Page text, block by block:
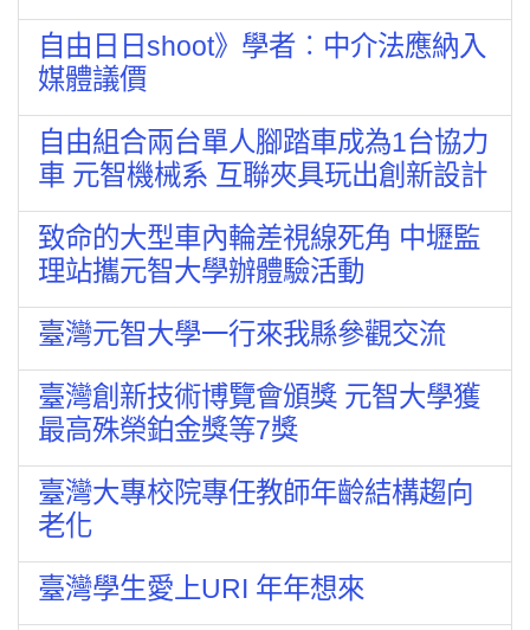
自由日日shoot》學者︰中介法應納入
媒體議價
自由組合兩台單人腳踏車成為1台協力
車 元智機械系 互聯夾具玩出創新設計
致命的大型車內輪差視線死角 中壢監
理站攜元智大學辦體驗活動
臺灣元智大學一行來我縣參觀交流
臺灣創新技術博覽會頒獎 元智大學獲
最高殊榮鉑金獎等7獎
臺灣大專校院專任教師年齡結構趨向
老化
臺灣學生愛上URI 年年想來